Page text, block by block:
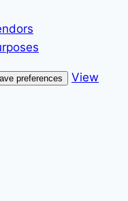
preferences
View